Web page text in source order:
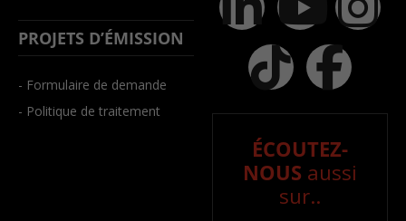
PROJETS D’ÉMISSION
- Formulaire de demande
- Politique de traitement
ÉCOUTEZ-
NOUS aussi
sur..